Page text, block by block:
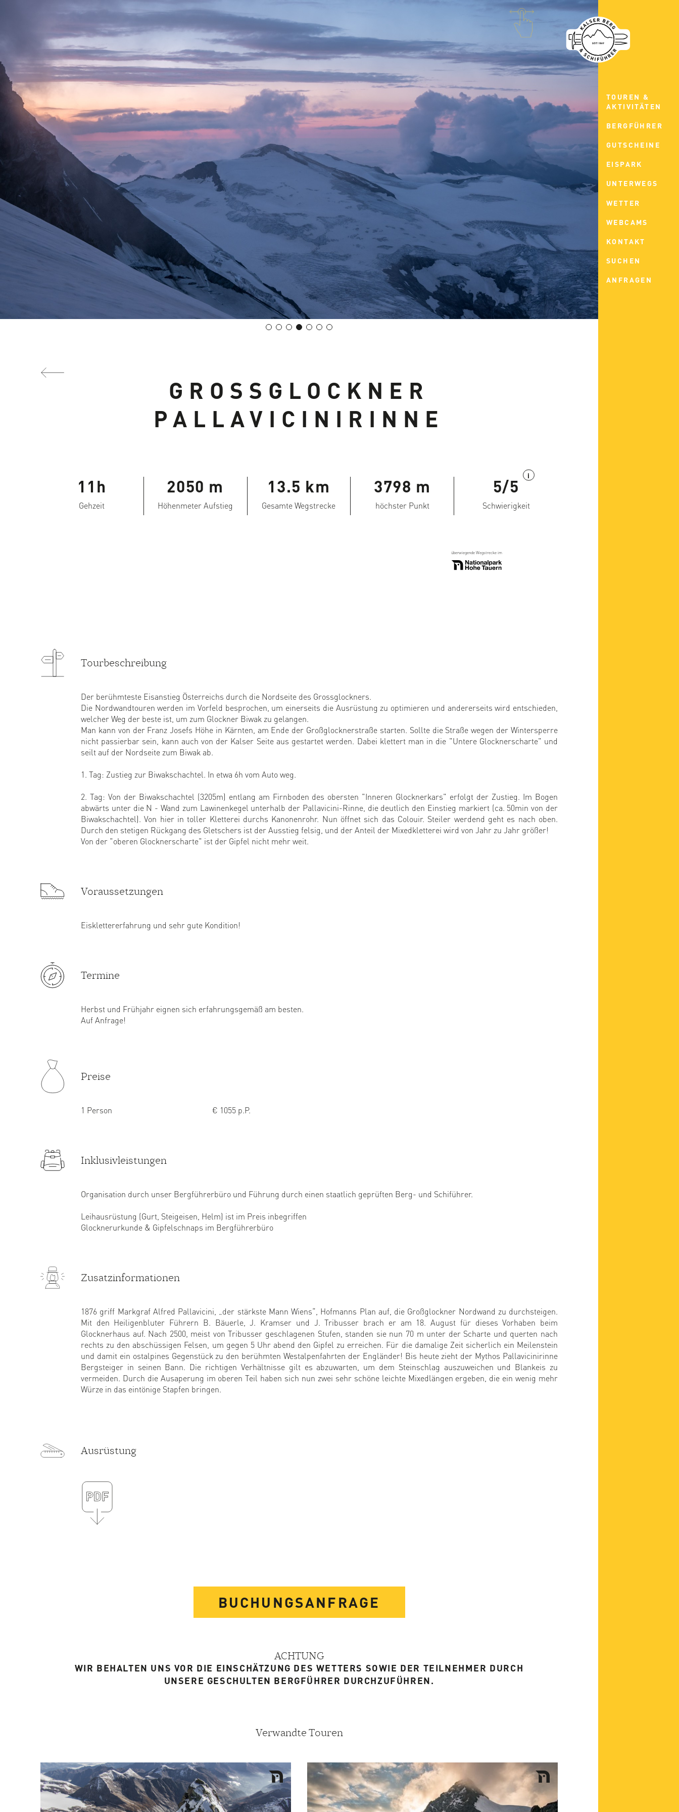
TOUREN &
AKTIVITÄTEN
BERGFÜHRER
GUTSCHEINE
EISPARK
UNTERWEGS
WETTER
WEBCAMS
KONTAKT
SUCHEN
ANFRAGEN
GROSSGLOCKNER P
ALLAVICINIRINNE
11h
Gehzeit
2050 m
Höhenmeter Aufstieg
13.5 km
Gesamte Wegstrecke
3798 m
höchster Punkt
5/5
i
Schwierigkeit
überwiegende Wegstrecke im
Tourbeschreibung
Der berühmteste Eisanstieg Österreichs durch die Nordseite des Grossglockners.
Die Nordwandtouren werden im Vorfeld besprochen, um einerseits die Ausrüstung zu optimieren und andererseits wird entschieden,
welcher Weg der beste ist, um zum Glockner Biwak zu gelangen.
Man kann von der Franz Josefs Höhe in Kärnten, am Ende der Großglocknerstraße starten. Sollte die Straße wegen der Wintersperre
nicht passierbar sein, kann auch von der Kalser Seite aus gestartet werden. Dabei klettert man in die "Untere Glocknerscharte" und
seilt auf der Nordseite zum Biwak ab.
1. Tag: Zustieg zur Biwakschachtel. In etwa 6h vom Auto weg.
2. Tag: Von der Biwakschachtel (3205m) entlang am Firnboden des obersten "Inneren Glocknerkars" erfolgt der Zustieg. Im Bogen
abwärts unter die N - Wand zum Lawinenkegel unterhalb der Pallavicini-Rinne, die deutlich den Einstieg markiert (ca. 50min von der
Biwakschachtel). Von hier in toller Kletterei durchs Kanonenrohr. Nun öffnet sich das Colouir. Steiler werdend geht es nach oben.
Durch den stetigen Rückgang des Gletschers ist der Ausstieg felsig, und der Anteil der Mixedkletterei wird von Jahr zu Jahr größer!
Von der "oberen Glocknerscharte" ist der Gipfel nicht mehr weit.
Voraussetzungen
Eisklettererfahrung und sehr gute Kondition!
Termine
Herbst und Frühjahr eignen sich erfahrungsgemäß am besten.
Auf Anfrage!
Preise
1 Person € 1055 p.P.
Inklusivleistungen
Organisation durch unser Bergführerbüro und Führung durch einen staatlich geprüften Berg- und Schiführer.
Leihausrüstung (Gurt, Steigeisen, Helm) ist im Preis inbegriffen
Glocknerurkunde & Gipfelschnaps im Bergführerbüro
Zusatzinformationen
1876 griff Markgraf Alfred Pallavicini, „der stärkste Mann Wiens“, Hofmanns Plan auf, die Großglockner Nordwand zu durchsteigen.
Mit den Heiligenbluter Führern B. Bäuerle, J. Kramser und J. Tribusser brach er am 18. August für dieses Vorhaben beim
Glocknerhaus auf. Nach 2500, meist von Tribusser geschlagenen Stufen, standen sie nun 70 m unter der Scharte und querten nach
rechts zu den abschüssigen Felsen, um gegen 5 Uhr abend den Gipfel zu erreichen. Für die damalige Zeit sicherlich ein Meilenstein
und damit ein ostalpines Gegenstück zu den berühmten Westalpenfahrten der Engländer! Bis heute zieht der Mythos Pallavicinirinne
Bergsteiger in seinen Bann. Die richtigen Verhältnisse gilt es abzuwarten, um dem Steinschlag auszuweichen und Blankeis zu
vermeiden. Durch die Ausaperung im oberen Teil haben sich nun zwei sehr schöne leichte Mixedlängen ergeben, die ein wenig mehr
Würze in das eintönige Stapfen bringen.
Ausrüstung
BUCHUNGS­ANFRAGE
ACHTUNG
WIR BEHALTEN UNS VOR DIE EINSCHÄTZUNG DES WETTERS SOWIE DER TEILNEHMER DURCH
UNSERE GESCHULTEN BERGFÜHRER DURCHZUFÜHREN.
Verwandte Touren